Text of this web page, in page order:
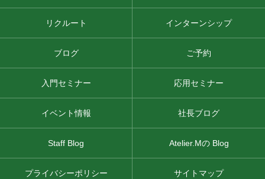
リクルート インターンシップ
ブログ ご予約
入門セミナー 応用セミナー
イベント情報 社長ブログ
Staff Blog Atelier.Mの Blog
プライバシーポリシー サイトマップ